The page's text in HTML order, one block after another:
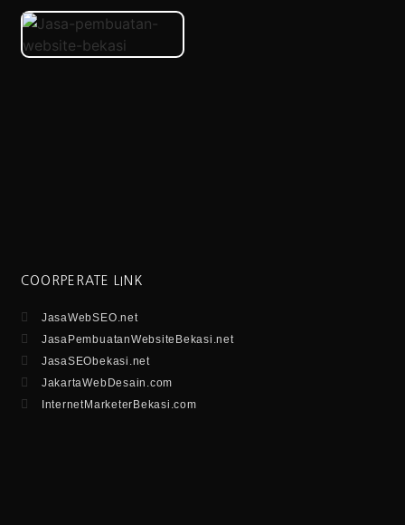
COORPERATE LINK
JasaWebSEO.net
JasaPembuatanWebsiteBekasi.net
JasaSEObekasi.net
JakartaWebDesain.com
InternetMarketerBekasi.com